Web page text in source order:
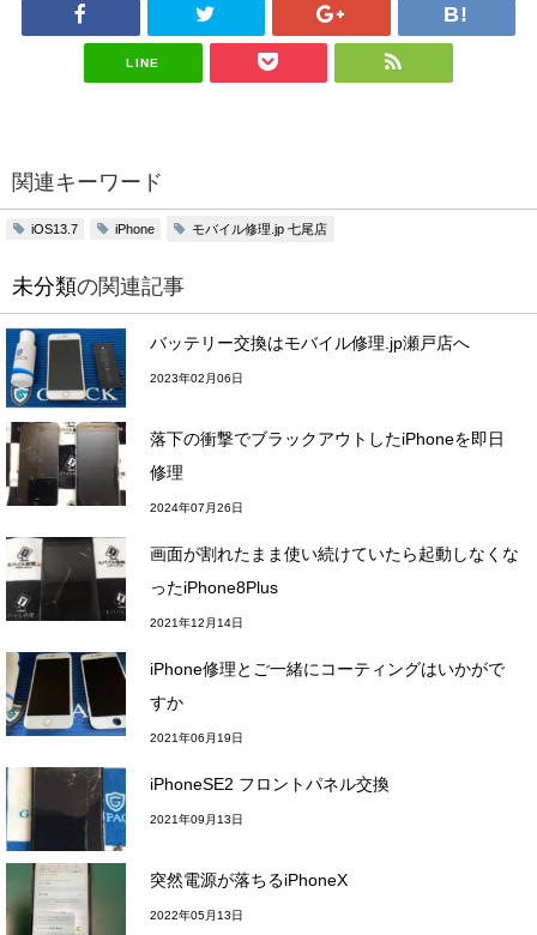
LINE
関連キーワード
iOS13.7 iPhone モバイル修理.jp 七尾店
未分類の関連記事
バッテリー交換はモバイル修理.jp瀬戸店へ
2023年02月06日
落下の衝撃でブラックアウトしたiPhoneを即日
修理
2024年07月26日
画面が割れたまま使い続けていたら起動しなくな
ったiPhone8Plus
2021年12月14日
iPhone修理とご一緒にコーティングはいかがで
すか
2021年06月19日
iPhoneSE2 フロントパネル交換
2021年09月13日
突然電源が落ちるiPhoneX
2022年05月13日